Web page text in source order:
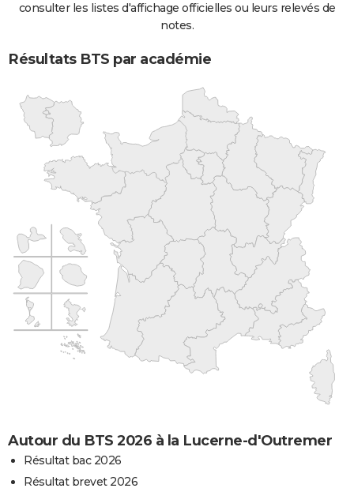
consulter les listes d'affichage officielles ou leurs relevés de
notes.
Résultats BTS par académie
Autour du BTS 2026 à la Lucerne-d'Outremer
Résultat bac 2026
Résultat brevet 2026